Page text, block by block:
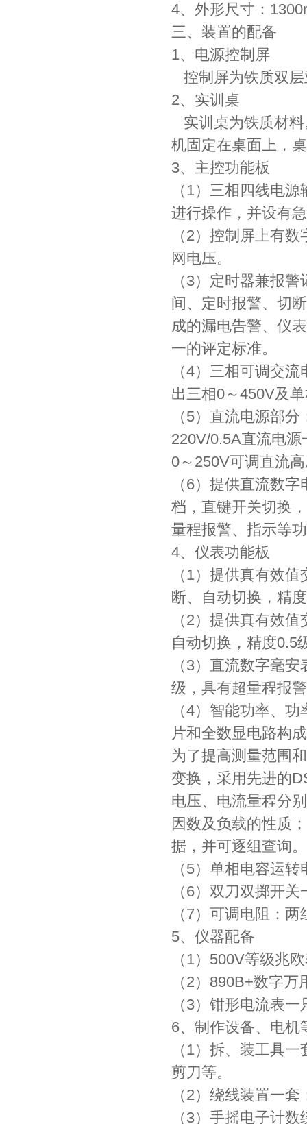
4、外形尺寸：
三、装置的配备
1、电源控制屏
控制屏为铁质双
2、实训桌
实训桌为铁质材
机固定在桌面上，
3、主控功能板
（1）三相四线电
进行操作，并设有
（2）控制屏上有
网电压。
（3）定时器兼报
间、定时报警、切
成的漏电告警、仪
一的评定标准。
（4）三相可调交
出三相0～450V及
（5）直流电源部分
220V/0.5A直流电
0～250V可调直流
（6）提供直流数
档，直键开关切换
量程报警、指示等
4、仪表功能板
（1）提供真有效
断、自动切换，精
（2）提供真有效
自动切换，精度0.5
（3）直流数字毫
级，具有超量程报
（4）智能功率、
片和全数显电路构
为了提高测量范围
变换，采用先进的
电压、电流量程分
因数及负载的性质
据，并可逐组查询。
（5）单相电容运
（6）双刀双掷开关
（7）可调电阻：
5、仪器配备
（1）500V等级兆
（2）890B+数字
（3）钳形电流表一
6、制作设备、电机
（1）拆、装工具
剪刀等。
（2）绕线装置一
（3）手摇电子计